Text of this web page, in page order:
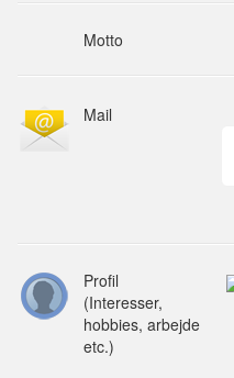
Motto
Mail
Profil
(Interesser,
hobbies, arbejde
etc.)